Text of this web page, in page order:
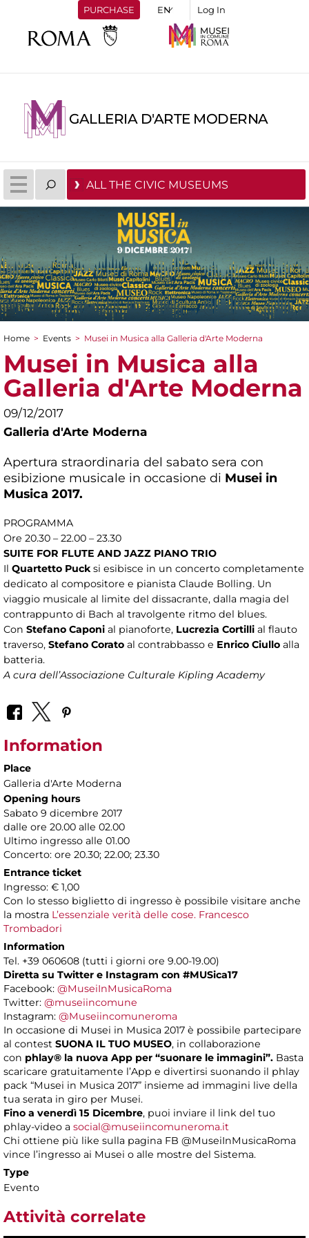
PURCHASE Log In
GALLERIA D'ARTE MODERNA
ALL THE CIVIC MUSEUMS
You are here
Home > Events > Musei in Musica alla Galleria d'Arte Moderna
Musei in Musica alla
Galleria d'Arte Moderna
09/12/2017
Galleria d'Arte Moderna
Apertura straordinaria del sabato sera con
esibizione musicale in occasione di Musei in
Musica 2017.
PROGRAMMA
Ore 20.30 – 22.00 – 23.30
SUITE FOR FLUTE AND JAZZ PIANO TRIO
Il Quartetto Pucksi esibisce in un concerto completamente
dedicato al compositore e pianista Claude Bolling. Un
viaggio musicale al limite del dissacrante, dalla magia del
contrappunto di Bach al travolgente ritmo del blues.
Con Stefano Caponi al pianoforte, Lucrezia Cortilli al flauto
traverso, Stefano Corato al contrabbasso e Enrico Ciullo alla
batteria.
A cura dell’Associazione Culturale Kipling Academy
Information
Place
Galleria d'Arte Moderna
Opening hours
Sabato 9 dicembre 2017
dalle ore 20.00 alle 02.00
Ultimo ingresso alle 01.00
Concerto: ore 20.30; 22.00; 23.30
Entrance ticket
Ingresso: € 1,00
Con lo stesso biglietto di ingresso è possibile visitare anche
la mostra L’essenziale verità delle cose. Francesco
Trombadori
Information
Tel. +39 060608 (tutti i giorni ore 9.00-19.00)
Diretta su Twitter e Instagram con #MUSica17
Facebook: @MuseiInMusicaRoma
Twitter: @museiincomune
Instagram: @Museiincomuneroma
In occasione di Musei in Musica 2017 è possibile partecipare
al contest SUONA IL TUO MUSEO, in collaborazione
con phlay® la nuova App per “suonare le immagini”. Basta
scaricare gratuitamente l’App e divertirsi suonando il phlay
pack “Musei in Musica 2017” insieme ad immagini live della
tua serata in giro per Musei.
Fino a venerdì 15 Dicembre, puoi inviare il link del tuo
phlay-video a social@museiincomuneroma.it
Chi ottiene più like sulla pagina FB @MuseiInMusicaRoma
vince l’ingresso ai Musei o alle mostre del Sistema.
Type
Evento
Attività correlate